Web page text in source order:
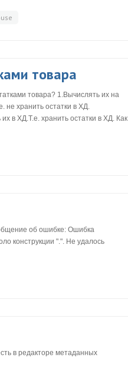
товара
товара? 1.Вычислять их на
не хранить остатки в ХД.
в ХД.Т.е. хранить остатки в ХД. Как
об ошибке: Ошибка
конструкции ".". Не удалось
в редакторе метаданных